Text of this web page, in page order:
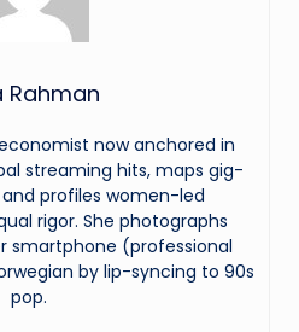
Rahman
now anchored in
streaming hits, maps gig-
profiles women-led
rigor. She photographs
smartphone (professional
by lip-syncing to 90s
pop.